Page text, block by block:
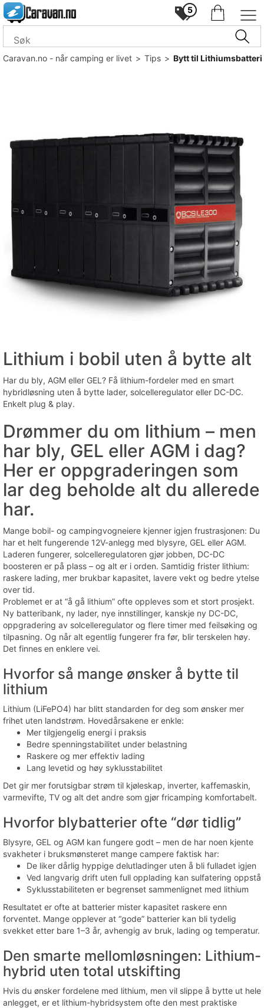
5
Caravan.no - når camping er livet>Tips>Bytt til Lithiumsbatteri
Lithium i bobil uten å bytte alt
Har du bly, AGM eller GEL? Få lithium-fordeler med en smart
hybridløsning uten å bytte lader, solcelleregulator eller DC-DC.
Enkelt plug & play.
Drømmer du om lithium – men
har bly, GEL eller AGM i dag?
Her er oppgraderingen som
lar deg beholde alt du allerede
har.
Mange bobil- og campingvogneiere kjenner igjen frustrasjonen: Du
har et helt fungerende 12V-anlegg med blysyre, GEL eller AGM.
Laderen fungerer, solcelleregulatoren gjør jobben, DC-DC
boosteren er på plass – og alt er i orden. Samtidig frister lithium:
raskere lading, mer brukbar kapasitet, lavere vekt og bedre ytelse
over tid.
Problemet er at “å gå lithium” ofte oppleves som et stort prosjekt.
Ny batteribank, ny lader, nye innstillinger, kanskje ny DC-DC,
oppgradering av solcelleregulator og flere timer med feilsøking og
tilpasning. Og når alt egentlig fungerer fra før, blir terskelen høy.
Det finnes en enklere vei.
Hvorfor så mange ønsker å bytte til
lithium
Lithium (LiFePO4) har blitt standarden for deg som ønsker mer
frihet uten landstrøm. Hovedårsakene er enkle:
Mer tilgjengelig energi i praksis
Bedre spenningstabilitet under belastning
Raskere og mer effektiv lading
Lang levetid og høy syklusstabilitet
Det gir mer forutsigbar strøm til kjøleskap, inverter, kaffemaskin,
varmevifte, TV og alt det andre som gjør fricamping komfortabelt.
Hvorfor blybatterier ofte “dør tidlig”
Blysyre, GEL og AGM kan fungere godt – men de har noen kjente
svakheter i bruksmønsteret mange campere faktisk har:
De liker dårlig hyppige delutladinger uten å bli fulladet igjen
Ved langvarig drift uten full opplading kan sulfatering oppstå
Syklusstabiliteten er begrenset sammenlignet med lithium
Resultatet er ofte at batterier mister kapasitet raskere enn
forventet. Mange opplever at “gode” batterier kan bli tydelig
svekket etter bare 1–3 år, avhengig av bruk, lading og temperatur.
Den smarte mellomløsningen: Lithium-
hybrid uten total utskifting
Hvis du ønsker fordelene med lithium, men vil slippe å bytte ut hele
anlegget, er et lithium-hybridsystem ofte den mest praktiske